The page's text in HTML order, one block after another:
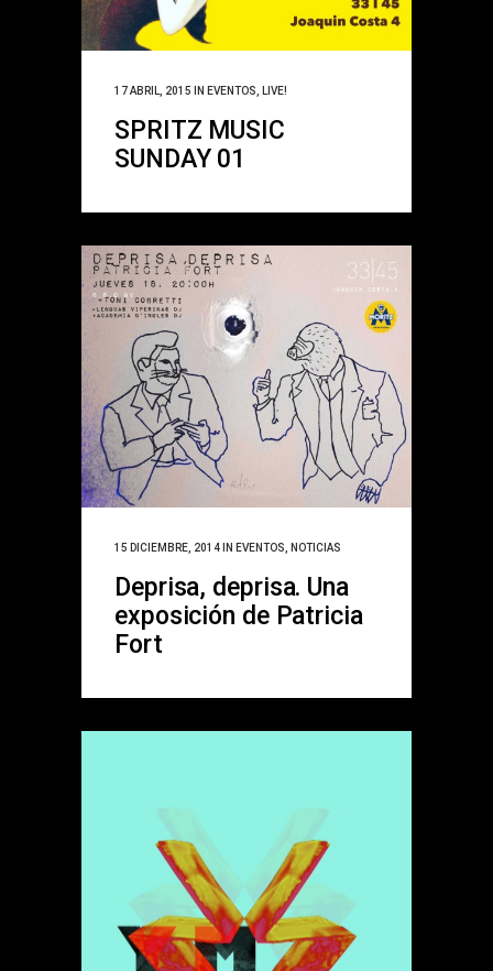
17 ABRIL, 2015 IN EVENTOS, LIVE!
SPRITZ MUSIC
SUNDAY 01
15 DICIEMBRE, 2014 IN EVENTOS NOTICIAS
Deprisa, deprisa. Una
exposición de Patricia
Fort